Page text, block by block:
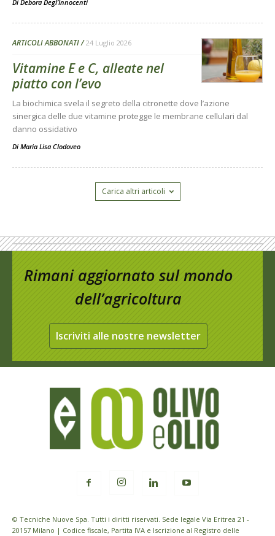
Di Debora Degl’Innocenti
ARTICOLI ABBONATI 24 Luglio 2026
Vitamine E e C, alleate nel
piatto con l’evo
La biochimica svela il segreto della citronette dove l’azione
sinergica delle due vitamine protegge le membrane cellulari dal
danno ossidativo
Di Maria Lisa Clodoveo
Carica altri articoli
Rimani aggiornato sul mondo
dell’agricoltura
Iscriviti alle nostre newsletter
© Tecniche Nuove Spa. Tutti i diritti riservati. Sede legale Via Eritrea 21 -
20157 Milano | Codice fiscale, Partita IVA e Iscrizione al Registro delle